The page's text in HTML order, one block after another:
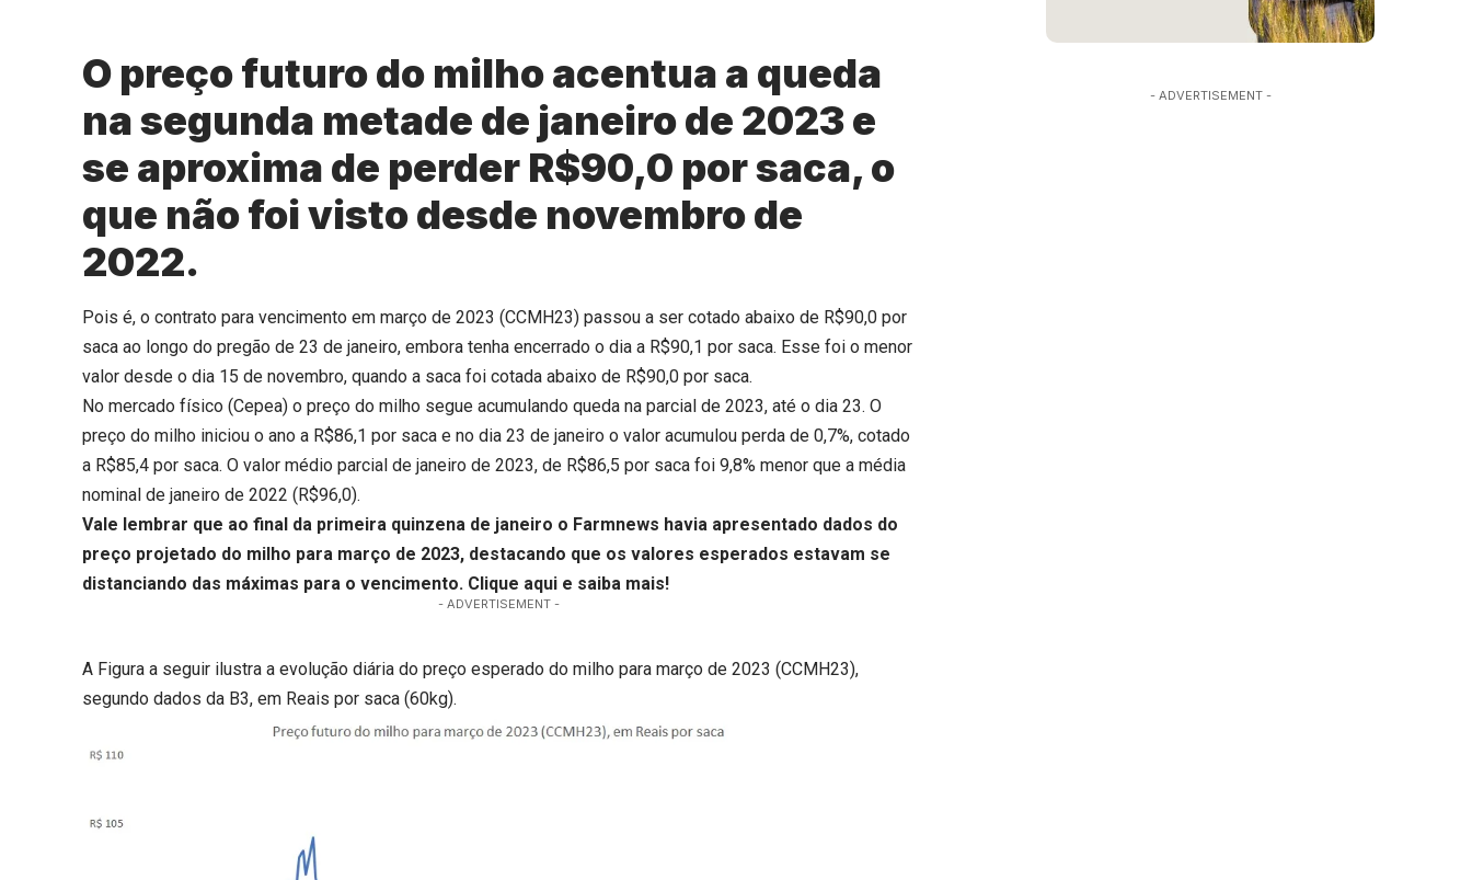
O preço futuro do milho acentua a queda
na segunda metade de janeiro de 2023 e
se aproxima de perder R$90,0 por saca, o
que não foi visto desde novembro de
2022.
Pois é, o contrato para vencimento em março de 2023 (CCMH23) passou a ser cotado abaixo de R$90,0 por
saca ao longo do pregão de 23 de janeiro, embora tenha encerrado o dia a R$90,1 por saca. Esse foi o menor
valor desde o dia 15 de novembro, quando a saca foi cotada abaixo de R$90,0 por saca.
No mercado físico (Cepea) o preço do milho segue acumulando queda na parcial de 2023, até o dia 23. O
preço do milho iniciou o ano a R$86,1 por saca e no dia 23 de janeiro o valor acumulou perda de 0,7%, cotado
a R$85,4 por saca. O valor médio parcial de janeiro de 2023, de R$86,5 por saca foi 9,8% menor que a média
nominal de janeiro de 2022 (R$96,0).
Vale lembrar que ao final da primeira quinzena de janeiro o Farmnews havia apresentado dados do
preço projetado do milho para março de 2023, destacando que os valores esperados estavam se
distanciando das máximas para o vencimento. Clique aqui e saiba mais!
- ADVERTISEMENT -
A Figura a seguir ilustra a evolução diária do preço esperado do milho para março de 2023 (CCMH23),
segundo dados da B3, em Reais por saca (60kg).
- ADVERTISEMENT -